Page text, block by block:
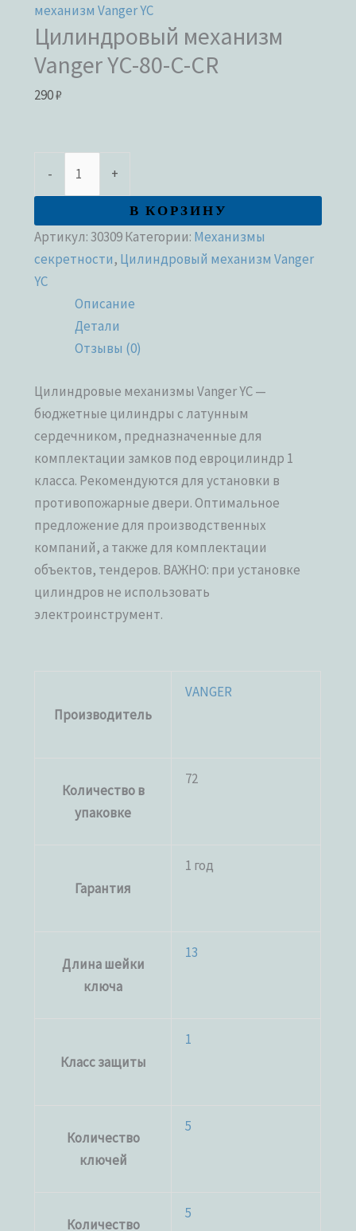
механизм Vanger YC
Цилиндровый механизм
Vanger YC-80-C-CR
290₽
- +
В КОРЗИНУ
Артикул:30309Категории: Механизмы
секретности, Цилиндровый механизм Vanger
YC
Описание
Детали
Отзывы (0)
Цилиндровые механизмы Vanger YC —
бюджетные цилиндры с латунным
сердечником, предназначенные для
комплектации замков под евроцилиндр 1
класса. Рекомендуются для установки в
противопожарные двери. Оптимальное
предложение для производственных
компаний, а также для комплектации
объектов, тендеров. ВАЖНО: при установке
цилиндров не использовать
электроинструмент.
Производитель
VANGER
Количество в
упаковке
72
Гарантия
1 год
Длина шейки
ключа
13
Класс защиты
1
Количество
ключей
5
Количество
5